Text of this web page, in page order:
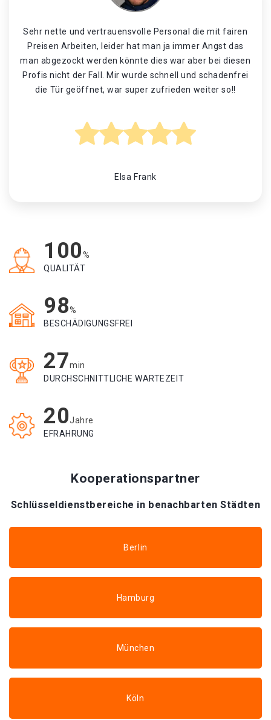
Sehr nette und vertrauensvolle Personal die mit fairen
Preisen Arbeiten, leider hat man ja immer Angst das
man abgezockt werden könnte dies war aber bei diesen
Profis nicht der Fall. Mir wurde schnell und schadenfrei
die Tür geöffnet, war super zufrieden weiter so!!
Elsa Frank
100%
QUALITÄT
98%
BESCHÄDIGUNGSFREI
27min
DURCHSCHNITTLICHE WARTEZEIT
20Jahre
EFRAHRUNG
Kooperationspartner
Schlüsseldienstbereiche in benachbarten Städten
Berlin
Hamburg
München
Köln